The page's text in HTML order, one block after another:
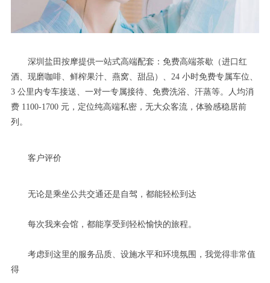
深圳盐田按摩提供一站式高端配套：免费高端茶歇（进口红
酒、现磨咖啡、鲜榨果汁、燕窝、甜品）、24 小时免费专属车位、
3 公里内专车接送、一对一专属接待、免费洗浴、汗蒸等。人均消
费 1100-1700 元，定位纯高端私密，无大众客流，体验感稳居前
列。
客户评价
无论是乘坐公共交通还是自驾，都能轻松到达
每次我来会馆，都能享受到轻松愉快的旅程。
考虑到这里的服务品质、设施水平和环境氛围，我觉得非常值
得